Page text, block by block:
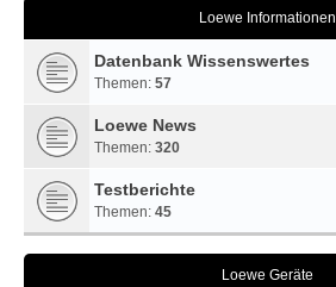
Loewe Informationen
Datenbank Wissenswertes
Themen: 57
Loewe News
Themen: 320
Testberichte
Themen: 45
Loewe Geräte